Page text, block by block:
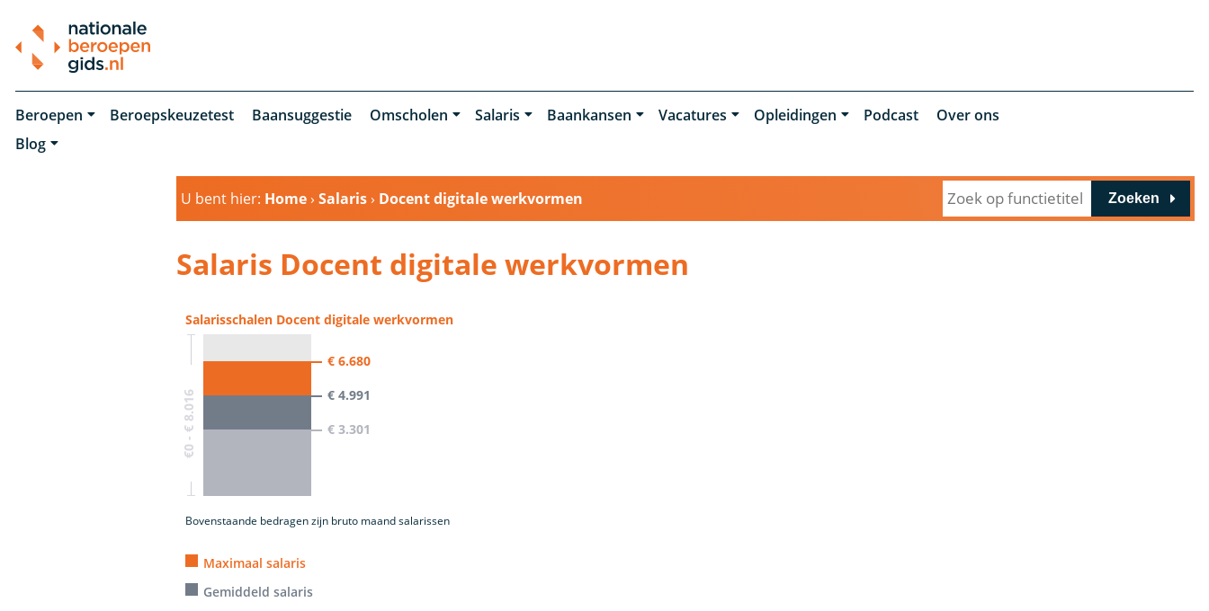
Beroepen Beroepskeuzetest Baansuggestie Omscholen Salaris Baankansen Vacatures Opleidingen Podcast
Over ons
Blog
U bent hier: Home›Salaris› Docent digitale werkvormen Zoeken
Salaris Docent digitale werkvormen
Salarisschalen Docent digitale werkvormen
€0 - € 8.016
€ 6.680
€ 4.991
€ 3.301
Bovenstaande bedragen zijn bruto maand salarissen
Maximaal salaris
Gemiddeld salaris